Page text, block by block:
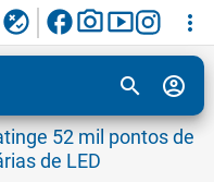
de Campinas
de tela para
3
flaky facebookphoto_camerasmart_display more_vert
search account_circle
52 mil pontos de
de LED